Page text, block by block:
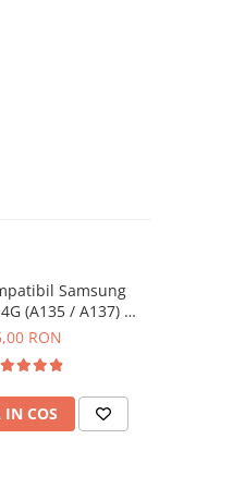
Samsung
(A135 / A137) -
Rama
RON
COS